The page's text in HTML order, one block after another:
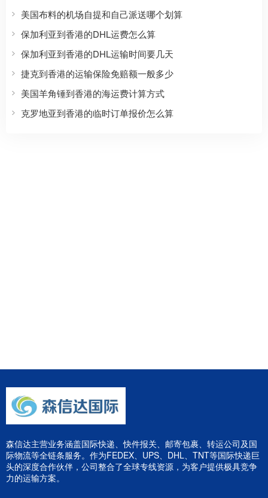
美国布料的机场自提和自己派送哪个划算
保加利亚到香港的DHL运费怎么算
保加利亚到香港的DHL运输时间要几天
捷克到香港的运输保险免赔额一般多少
美国羊角锤到香港的海运费计算方式
克罗地亚到香港的临时订单报价怎么算
森信达主营业务涵盖国际快递、快件报关、邮寄包裹、转运公司及国
际物流等全链条服务。作为FEDEX、UPS、DHL、TNT等国际快递巨
头的深度合作伙伴，公司整合了全球专线资源，为客户提供极具竞争
力的运输方案。